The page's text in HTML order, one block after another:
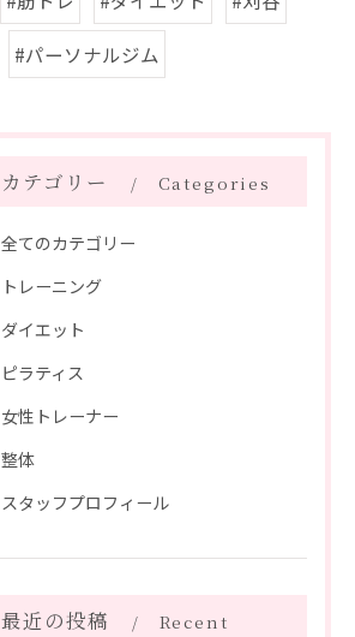
#パーソナルジム
カテゴリー Categories
全てのカテゴリー
トレーニング
ダイエット
ピラティス
女性トレーナー
整体
スタッフプロフィール
最近の投稿
Recent